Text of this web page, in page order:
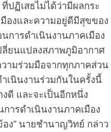
ปฏิเสธไม่ได้ว่ามีผลกระ
องและความอยู่ดีมีสุขของ
การดำเนินงานภาคเมือง
ยนแปลงสภาพภูมิอากาศ
ามร่วมมือจากทุกภาคส่วน
เนินงานร่วมกันในครั้งนี้
งดี และจะเป็นอีกหนึ่ง
ารดำเนินงานภาคเมือง
อง” นายชำนาญวิทย์ กล่าว